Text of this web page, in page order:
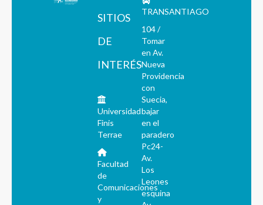
SITIOS
DE
INTERÉS
Universidad
Finis
Terrae
Facultad
de
Comunicaciones
y
TRANSANTIAGO
104 /
Tomar
en Av.
Nueva
Providencia
con
Suecia,
bajar
en el
paradero
Pc24-
Av.
Los
Leones
esquina